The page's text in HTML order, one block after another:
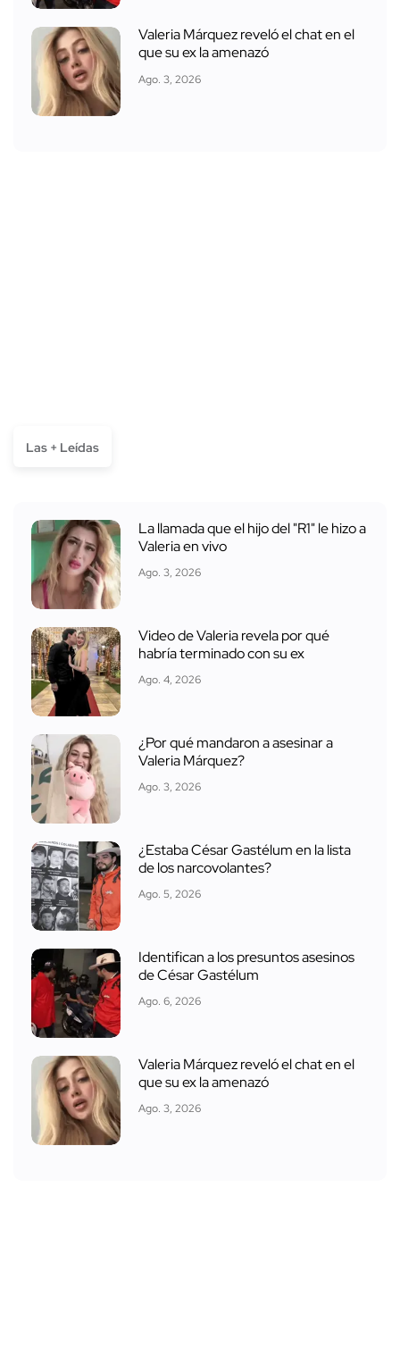
Valeria Márquez reveló el chat en el
que su ex la amenazó
Ago. 3, 2026
Las + Leídas
La llamada que el hijo del "R1" le hizo a
Valeria en vivo
Ago. 3, 2026
Video de Valeria revela por qué
habría terminado con su ex
Ago. 4, 2026
¿Por qué mandaron a asesinar a
Valeria Márquez?
Ago. 3, 2026
¿Estaba César Gastélum en la lista
de los narcovolantes?
Ago. 5, 2026
Identifican a los presuntos asesinos
de César Gastélum
Ago. 6, 2026
Valeria Márquez reveló el chat en el
que su ex la amenazó
Ago. 3, 2026